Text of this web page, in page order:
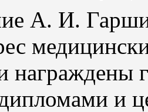
А. И.
награждены
и